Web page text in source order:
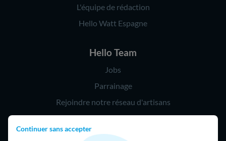
Continuer sans accepter
L'équipe de rédaction
Hello Watt Espagne
Hello Team
Jobs
Parrainage
Rejoindre notre réseau d'artisans
Hello !